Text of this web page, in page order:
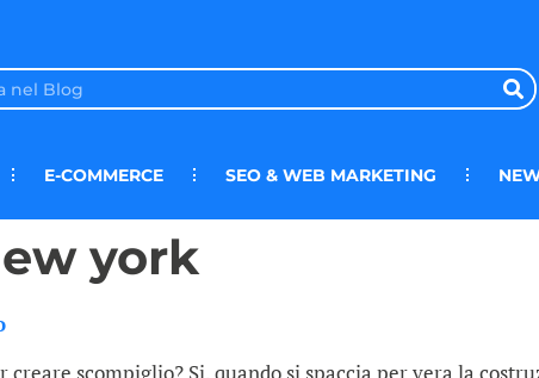
E-COMMERCE SEO & WEB MARKETING
york